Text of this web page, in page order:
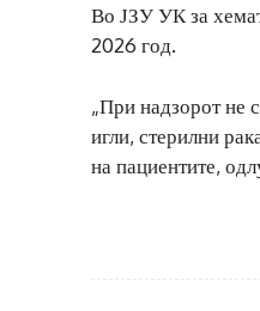
Во ЈЗУ УК за
2026 год.
„При надзорот не
игли, стерилни
на пациентите,